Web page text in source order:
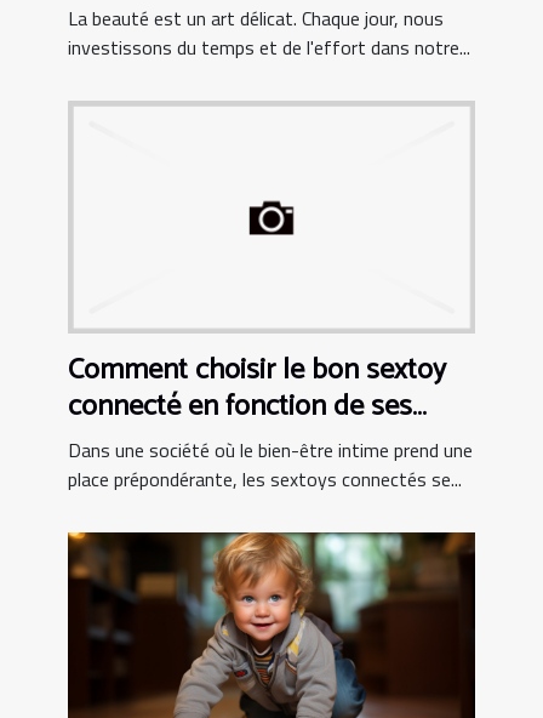
La beauté est un art délicat. Chaque jour, nous
investissons du temps et de l'effort dans notre...
Comment choisir le bon sextoy
connecté en fonction de ses
besoins personnels
Dans une société où le bien-être intime prend une
place prépondérante, les sextoys connectés se...